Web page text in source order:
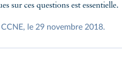
sur ces questions est essentielle.
le 29 novembre 2018.